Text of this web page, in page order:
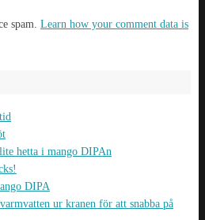
spam. Learn how your comment data is
hetta i mango DIPAn
DIPA
ur kranen för att snabba på